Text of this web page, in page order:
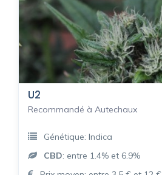
U2
Recommandé à Autechaux
Génétique: Indica
CBD: entre 1.4% et 6.9%